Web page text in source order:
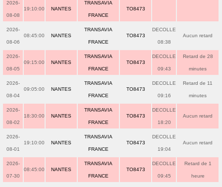
2026-
08-08
19:10:00 NANTES
TRANSAVIA
FRANCE
TO8473
2026-
08-06
08:45:00 NANTES
TRANSAVIA
FRANCE
TO8473
DECOLLE
08:38
Aucun retard
2026-
08-05
09:15:00 NANTES
TRANSAVIA
FRANCE
TO8473
DECOLLE
09:43
Retard de 28
minutes
2026-
08-04
09:05:00 NANTES
TRANSAVIA
FRANCE
TO8473
DECOLLE
09:16
Retard de 11
minutes
2026-
08-02
18:30:00 NANTES
TRANSAVIA
FRANCE
TO8473
DECOLLE
18:20
Aucun retard
2026-
08-01
19:10:00 NANTES
TRANSAVIA
FRANCE
TO8473
DECOLLE
19:04
Aucun retard
2026-
07-30
08:45:00 NANTES
TRANSAVIA
FRANCE
TO8473
DECOLLE
09:45
Retard de 1
heure